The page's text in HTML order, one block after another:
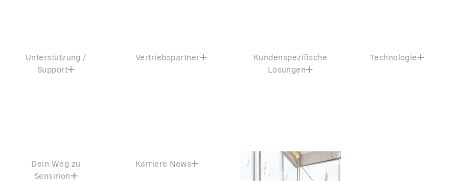
Unterstützung /
Support
Vertriebspartner
Kundenspezifische
Lösungen
Technologie
Dein Weg zu
Sensirion
Karriere News